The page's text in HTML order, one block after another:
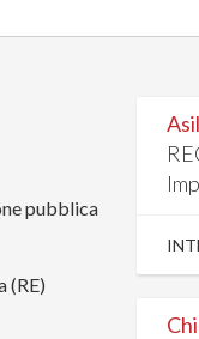
pubblica
(RE)